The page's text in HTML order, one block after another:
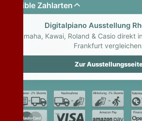
Flexible Zahlarten
Digitalpiano Ausstellung
Yamaha, Kawai, Roland & Casio direkt
Frankfurt
Zur